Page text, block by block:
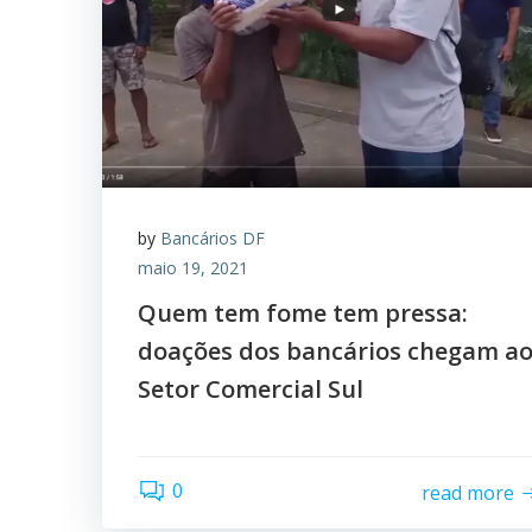
by Bancários DF
maio 19, 2021
Quem tem fome tem pressa:
doações dos bancários chegam ao
Setor Comercial Sul
0 read more